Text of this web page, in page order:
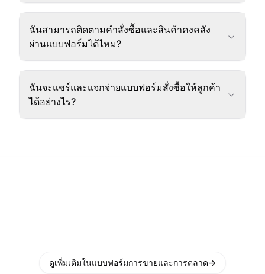
ฉันสามารถติดตามคำสั่งซื้อและสินค้าคงคลัง
ผ่านแบบฟอร์มได้ไหม?
ฉันจะแชร์และแจกจ่ายแบบฟอร์มสั่งซื้อให้ลูกค้า
ได้อย่างไร?
ดูเพิ่มเติมในแบบฟอร์มการขายและการตลาด→